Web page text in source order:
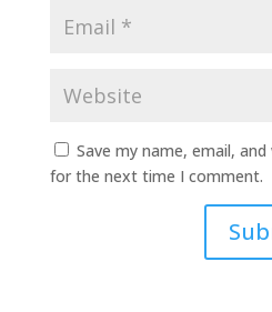
Save my name, email,
for the next time I comment.